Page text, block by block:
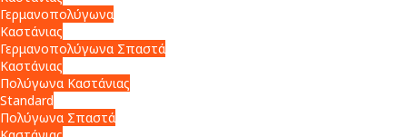
Γερμανοπολύγωνα
Καστάνιας
Γερμανοπολύγωνα Σπαστά
Καστάνιας
Πολύγωνα Καστάνιας
Standard
Πολύγωνα Σπαστά